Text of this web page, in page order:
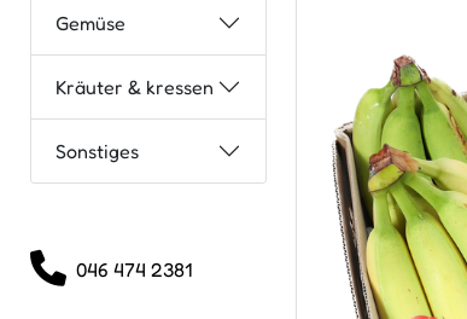
Gemüse
Kräuter & kressen
Sonstiges
046 474 2381